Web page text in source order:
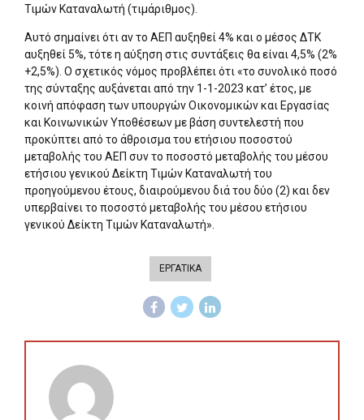
Τιμών Καταναλωτή (τιμάριθμος).
Αυτό σημαίνει ότι αν το ΑΕΠ αυξηθεί 4% και ο μέσος ΔΤΚ
αυξηθεί 5%, τότε η αύξηση στις συντάξεις θα είναι 4,5% (2%
+2,5%). Ο σχετικός νόμος προβλέπει ότι «το συνολικό ποσό
της σύνταξης αυξάνεται από την 1-1-2023 κατ’ έτος, με
κοινή απόφαση των υπουργών Οικονομικών και Εργασίας
και Κοινωνικών Υποθέσεων με βάση συντελεστή που
προκύπτει από το άθροισμα του ετήσιου ποσοστού
μεταβολής του ΑΕΠ συν το ποσοστό μεταβολής του μέσου
ετήσιου γενικού Δείκτη Τιμών Καταναλωτή του
προηγούμενου έτους, διαιρούμενου διά του δύο (2) και δεν
υπερβαίνει το ποσοστό μεταβολής του μέσου ετήσιου
γενικού Δείκτη Τιμών Καταναλωτή».
ΕΡΓΑΤΙΚΑ